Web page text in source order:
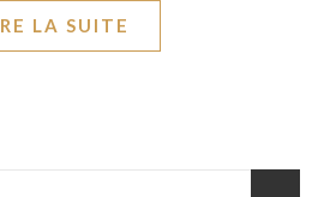
LA SUITE